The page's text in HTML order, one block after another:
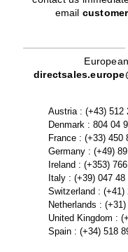
email
Austria : (+43) 512
Denmark : 804 04
France : (+33) 450
Germany : (+49)
Ireland : (+353)
Italy : (+39) 047 48
Switzerland : (+41)
Netherlands :
United Kingdom :
Spain : (+34) 518